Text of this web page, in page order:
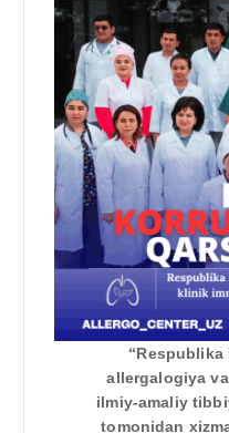
allergalogiya
ilmiy-amaliy
tomonidan